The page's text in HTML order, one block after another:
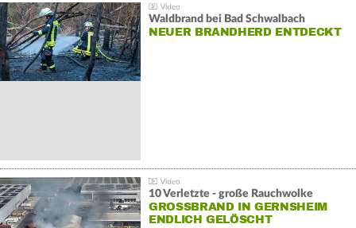
Waldbrand bei Bad Schwalbach
NEUER BRANDHERD ENTDECKT
10 Verletzte - große Rauchwolke
GROSSBRAND IN GERNSHEIM E
NDLICH GELÖSCHT